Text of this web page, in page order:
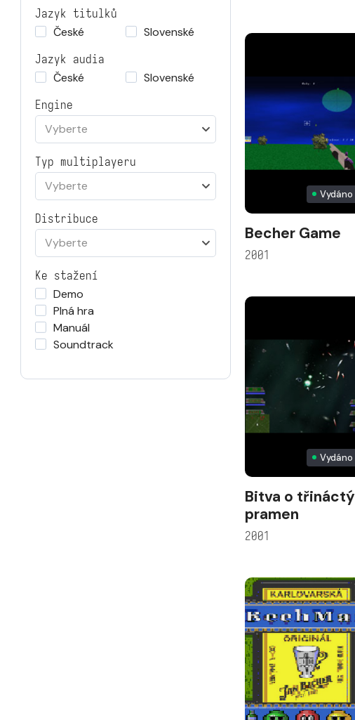
Jazyk titulků
České
Slovenské
Jazyk audia
České
Slovenské
Engine
Vyberte
Typ multiplayeru
Vyberte
Distribuce
Vyberte
Ke stažení
Demo
Plná hra
Manuál
Soundtrack
Vydáno
Becher Game
2001
Vydáno
Bitva o třináctý
pramen
2001